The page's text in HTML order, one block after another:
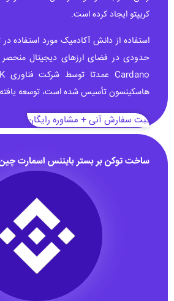
کریپتو ایجاد کرده است.
استفاده از دانش آکادمیک مورد استفاده در
حدودی در فضای ارزهای دیجیتال منحصر
هاسکینسون تأسیس شده است، توسعه
ثبت سفارش آنی + مشاوره رایگان
ساخت توکن بر بستر بایننس اسمارت چین